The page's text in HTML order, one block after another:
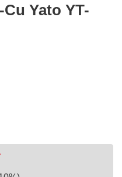
Yato YT-